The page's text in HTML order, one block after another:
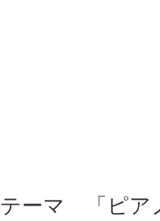
テーマ 「ピア